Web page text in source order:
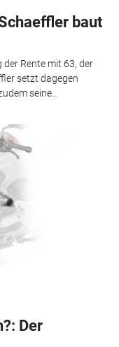
baut
Rente mit 63, der
setzt dagegen
seine...
Der